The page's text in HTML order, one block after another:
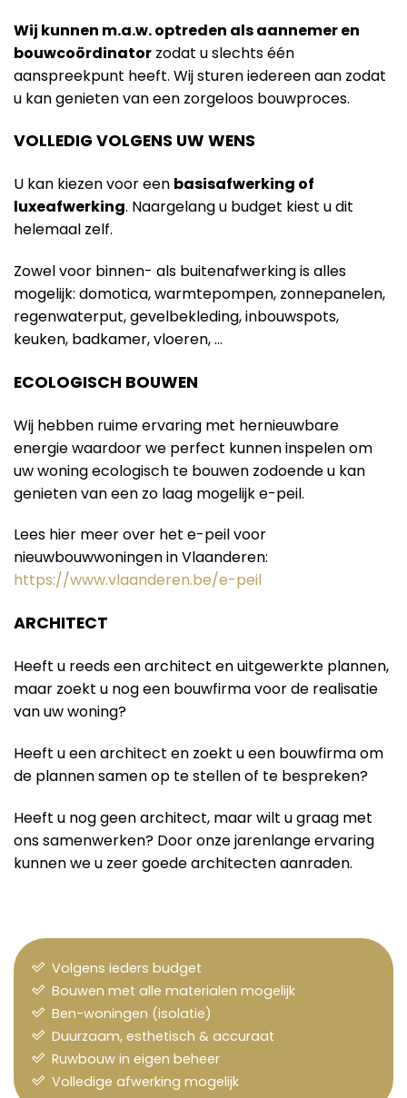
Wij kunnen m.a.w. optreden als aannemer en
bouwcoördinator zodat u slechts één
aanspreekpunt heeft. Wij sturen iedereen aan zodat
u kan genieten van een zorgeloos bouwproces.
VOLLEDIG VOLGENS UW WENS
U kan kiezen voor een basisafwerking of
luxeafwerking. Naargelang u budget kiest u dit
helemaal zelf.
Zowel voor binnen- als buitenafwerking is alles
mogelijk: domotica, warmtepompen, zonnepanelen,
regenwaterput, gevelbekleding, inbouwspots,
keuken, badkamer, vloeren, …
ECOLOGISCH BOUWEN
Wij hebben ruime ervaring met hernieuwbare
energie waardoor we perfect kunnen inspelen om
uw woning ecologisch te bouwen zodoende u kan
genieten van een zo laag mogelijk e-peil.
Lees hier meer over het e-peil voor
nieuwbouwwoningen in Vlaanderen:
https://www.vlaanderen.be/e-peil
ARCHITECT
Heeft u reeds een architect en uitgewerkte plannen,
maar zoekt u nog een bouwfirma voor de realisatie
van uw woning?
Heeft u een architect en zoekt u een bouwfirma om
de plannen samen op te stellen of te bespreken?
Heeft u nog geen architect, maar wilt u graag met
ons samenwerken? Door onze jarenlange ervaring
kunnen we u zeer goede architecten aanraden.
Volgens ieders budget
Bouwen met alle materialen mogelijk
Ben-woningen (isolatie)
Duurzaam, esthetisch & accuraat
Ruwbouw in eigen beheer
Volledige afwerking mogelijk